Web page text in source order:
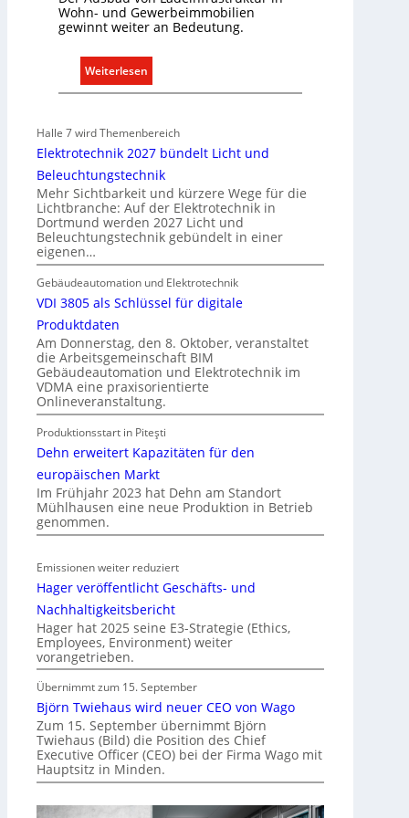
e
f
s
e
n
u
n
d
r
e
g
e
l
Wohn- und Gewerbeimmobilien
gewinnt weiter an Bedeutung.
Weiterlesen
A
b
u
d
e
r
E
l
e
t
r
o
m
o
b
i
l
i
t
i
n
d
e
r
m
m
o
b
i
l
Halle 7 wird Themenbereich
Elektrotechnik 2027 bündelt Licht und
Beleuchtungstechnik
Mehr Sichtbarkeit und kürzere Wege für die
Lichtbranche: Auf der Elektrotechnik in
Dortmund werden 2027 Licht und
Beleuchtungstechnik gebündelt in einer
eigenen…
Gebäudeautomation und Elektrotechnik
VDI 3805 als Schlüssel für digitale
Produktdaten
Am Donnerstag, den 8. Oktober, veranstaltet
die Arbeitsgemeinschaft BIM
Gebäudeautomation und Elektrotechnik im
VDMA eine praxisorientierte
Onlineveranstaltung.
Produktionsstart in Piteşti
Dehn erweitert Kapazitäten für den
europäischen Markt
Im Frühjahr 2023 hat Dehn am Standort
Mühlhausen eine neue Produktion in Betrieb
genommen.
Emissionen weiter reduziert
Hager veröffentlicht Geschäfts- und
Nachhaltigkeitsbericht
Hager hat 2025 seine E3-Strategie (Ethics,
Employees, Environment) weiter
vorangetrieben.
Übernimmt zum 15. September
Björn Twiehaus wird neuer CEO von Wago
Zum 15. September übernimmt Björn
Twiehaus (Bild) die Position des Chief
Executive Officer (CEO) bei der Firma Wago mit
Hauptsitz in Minden.